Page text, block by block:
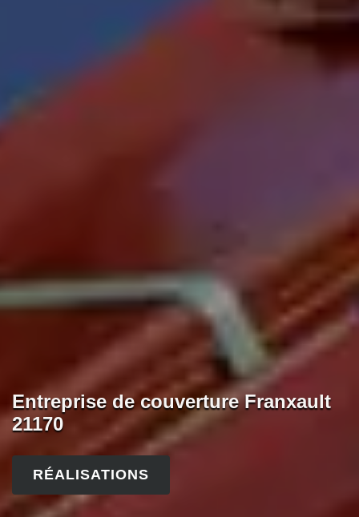
Entreprise de couverture Franxault
21170
RÉALISATIONS